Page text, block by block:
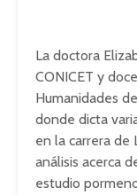
La doctora
CONICET y
Humanidades
donde dicta
en la carrera de
análisis acerca
estudio